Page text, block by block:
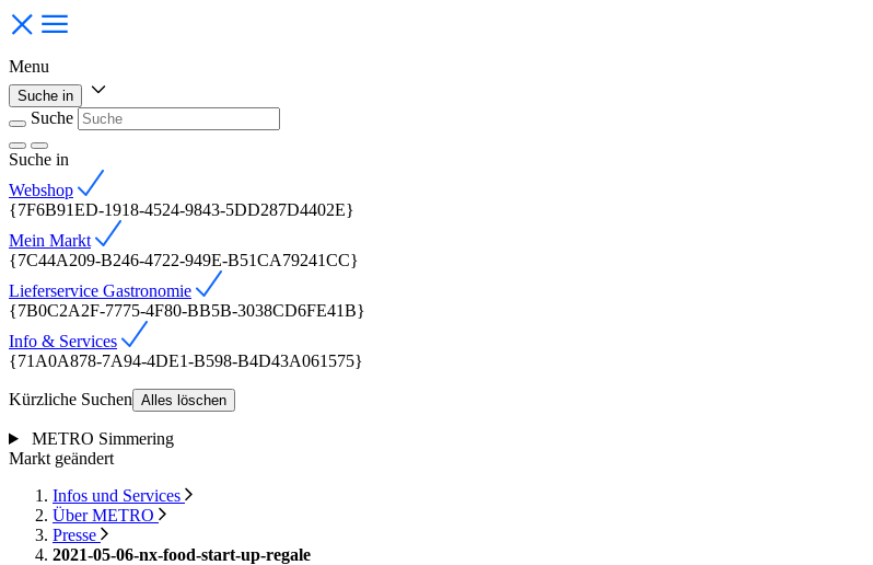
Menu
Suche in
Suche
Suche in
Webshop
{7F6B91ED-1918-4524-9843-5DD287D4402E}
Mein Markt
{7C44A209-B246-4722-949E-B51CA79241CC}
Lieferservice Gastronomie
{7B0C2A2F-7775-4F80-BB5B-3038CD6FE41B}
Info & Services
{71A0A878-7A94-4DE1-B598-B4D43A061575}
Kürzliche Suchen Alles löschen
METRO Simmering
Markt geändert
Infos und Services
Über METRO
Presse
2021-05-06-nx-food-start-up-regale